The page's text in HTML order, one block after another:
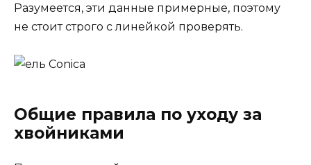
Разумеется, эти данные примерные, поэтому
не стоит строго с линейкой проверять.
Общие правила по уходу за
хвойниками